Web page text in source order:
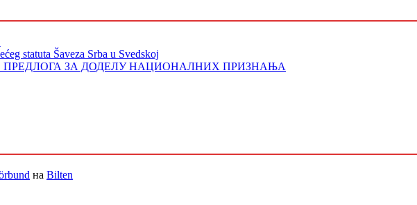
statuta Šaveza Srba u Svedskoj
ЗА ДОДЕЛУ НАЦИОНАЛНИХ ПРИЗНАЊА
на Bilten